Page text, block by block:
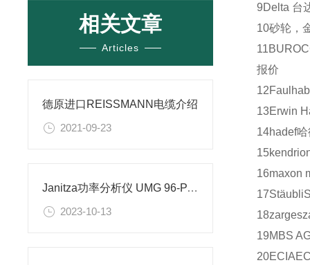
相关文章
Articles
德原进口REISSMANN电缆介绍
2021-09-23
Janitza功率分析仪 UMG 96-PA介绍
2023-10-13
9Delta 台
10砂轮，
11
报价
12
13Erwin
14hadef哈
15
16maxon
17Stäubli
18zarges
19MBS
20ECIA